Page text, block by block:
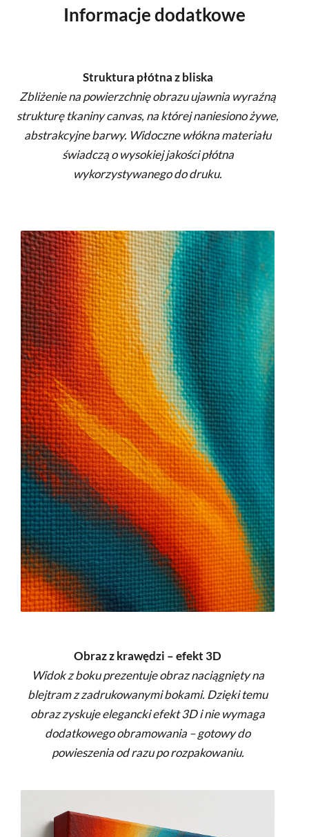
Informacje dodatkowe
Struktura płótna z bliska
Zbliżenie na powierzchnię obrazu ujawnia wyraźną
strukturę tkaniny canvas, na której naniesiono żywe,
abstrakcyjne barwy. Widoczne włókna materiału
świadczą o wysokiej jakości płótna
wykorzystywanego do druku.
Obraz z krawędzi – efekt 3D
Widok z boku prezentuje obraz naciągnięty na
blejtram z zadrukowanymi bokami. Dzięki temu
obraz zyskuje elegancki efekt 3D i nie wymaga
dodatkowego obramowania – gotowy do
powieszenia od razu po rozpakowaniu.